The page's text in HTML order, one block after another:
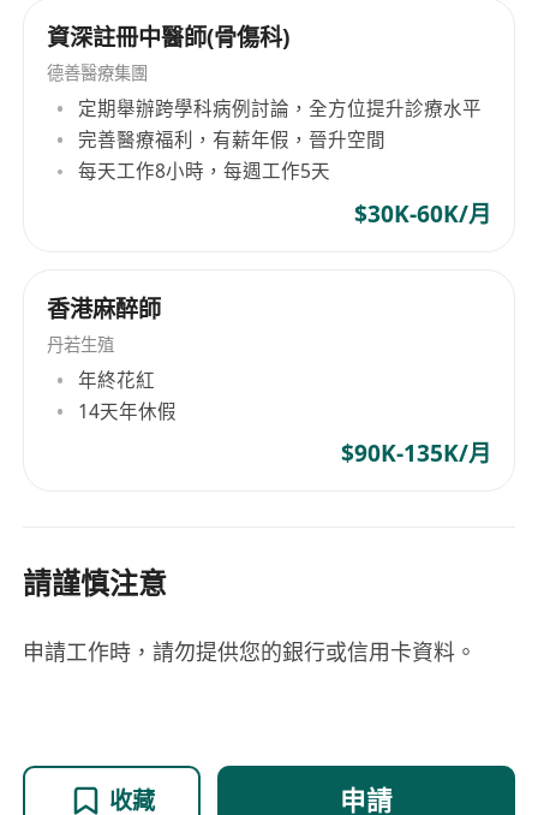
資深註冊中醫師(骨傷科)
德善醫療集團
定期舉辦跨學科病例討論，全方位提升診療水平
完善醫療福利，有薪年假，晉升空間
每天工作8小時，每週工作5天
$30K-60K/月
香港麻醉師
丹若生殖
年終花紅
14天年休假
$90K-135K/月
請謹慎注意
申請工作時，請勿提供您的銀行或信用卡資料。
收藏 申請